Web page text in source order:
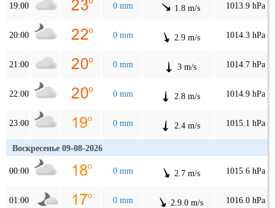
19:00 0 mm 1.8 m/s 1013.9 hPa
20:00 0 mm 2.9 m/s 1014.3 hPa
21:00 0 mm 3 m/s 1014.7 hPa
22:00 0 mm 2.8 m/s 1014.9 hPa
23:00 0 mm 2.4 m/s 1015.1 hPa
Воскресенье 09-08-2026
00:00 0 mm 2.7 m/s 1015.6 hPa
01:00 0 mm 2.9.0 m/s 1016.0 hPa